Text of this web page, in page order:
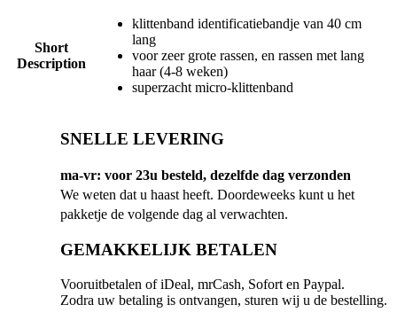
Short
Description
klittenband identificatiebandje van 40 cm
lang
voor zeer grote rassen, en rassen met lang
haar (4-8 weken)
superzacht micro-klittenband
SNELLE LEVERING
ma-vr: voor 23u besteld, dezelfde dag verzonden
We weten dat u haast heeft. Doordeweeks kunt u het
pakketje de volgende dag al verwachten.
GEMAKKELIJK BETALEN
Vooruitbetalen of iDeal, mrCash, Sofort en Paypal.
Zodra uw betaling is ontvangen, sturen wij u de bestelling.